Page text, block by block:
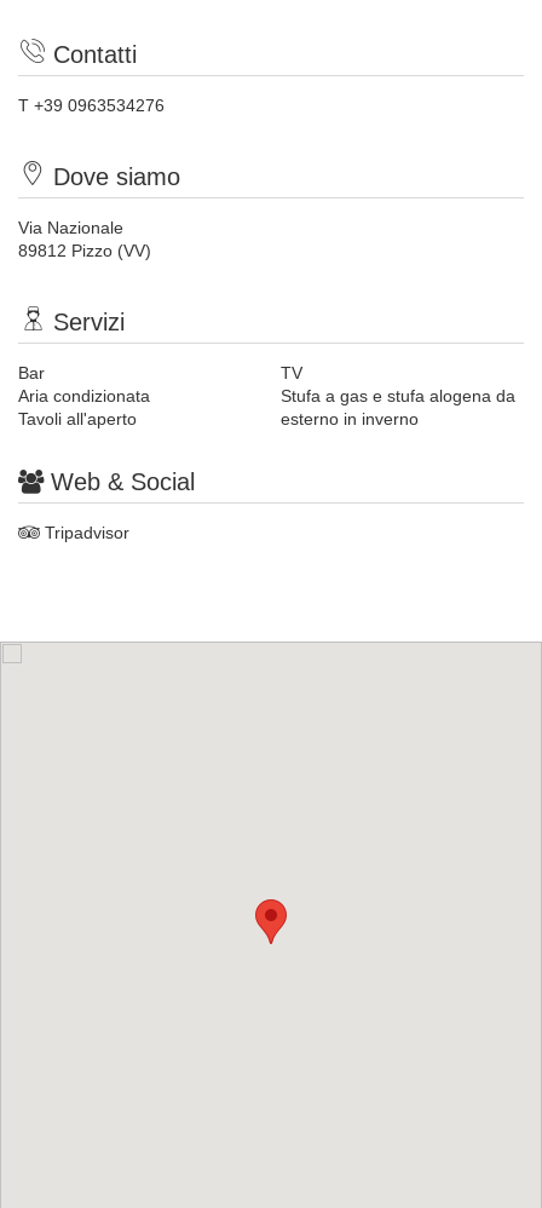
Contatti
T +39 0963534276
Dove siamo
Via Nazionale
89812 Pizzo (VV)
Servizi
Bar
Aria condizionata
Tavoli all'aperto
TV
Stufa a gas e stufa alogena da
esterno in inverno
Web & Social
Tripadvisor